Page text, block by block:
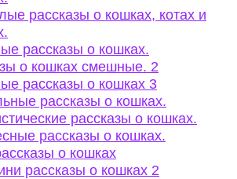
рассказы о кошках, котах и
рассказы о кошках.
о кошках смешные. 2
рассказы о кошках 3
рассказы о кошках.
рассказы о кошках.
рассказы о кошках.
о кошках
рассказы о кошках 2